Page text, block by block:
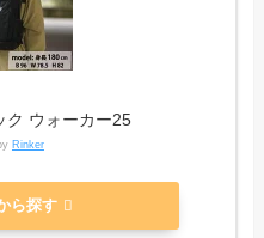
ク ウォーカー25
Rinker
ら探す